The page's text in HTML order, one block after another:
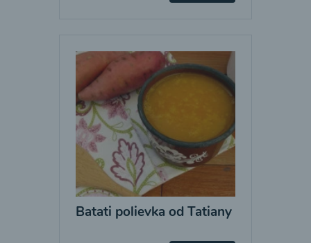
Batati polievka od Tatiany